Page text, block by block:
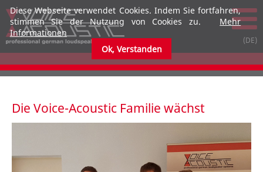
Die Voice-Acoustic Familie wächst
Diese Webseite verwendet Cookies. Indem Sie fortfahren,
stimmen Sie der Nutzung von Cookies zu.
Mehr
Informationen
Ok, Verstanden